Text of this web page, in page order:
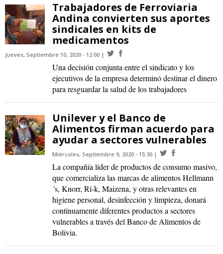
Trabajadores de Ferroviaria
Andina convierten sus aportes
sindicales en kits de
medicamentos
Jueves, Septiembre 10, 2020 - 12:00
Una decisión conjunta entre el sindicato y los
ejecutivos de la empresa determinó destinar el dinero
para resguardar la salud de los trabajadores
Unilever y el Banco de
Alimentos firman acuerdo para
ayudar a sectores vulnerables
Miércoles, Septiembre 9, 2020 - 15:30
La compañía líder de productos de consumo masivo,
que comercializa las marcas de alimentos Hellmann
´s, Knorr, Ri-k, Maizena, y otras relevantes en
higiene personal, desinfección y limpieza, donará
continuamente diferentes productos a sectores
vulnerables a través del Banco de Alimentos de
Bolivia.